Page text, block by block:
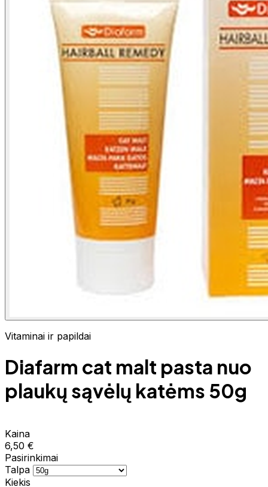
Vitaminai ir papildai
Diafarm cat malt pasta nuo
plaukų sąvėlų katėms 50g
Kaina
6,50 €
Pasirinkimai
Talpa
Kiekis